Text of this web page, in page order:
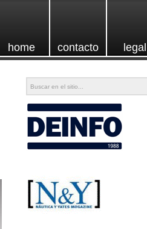
home contacto legal